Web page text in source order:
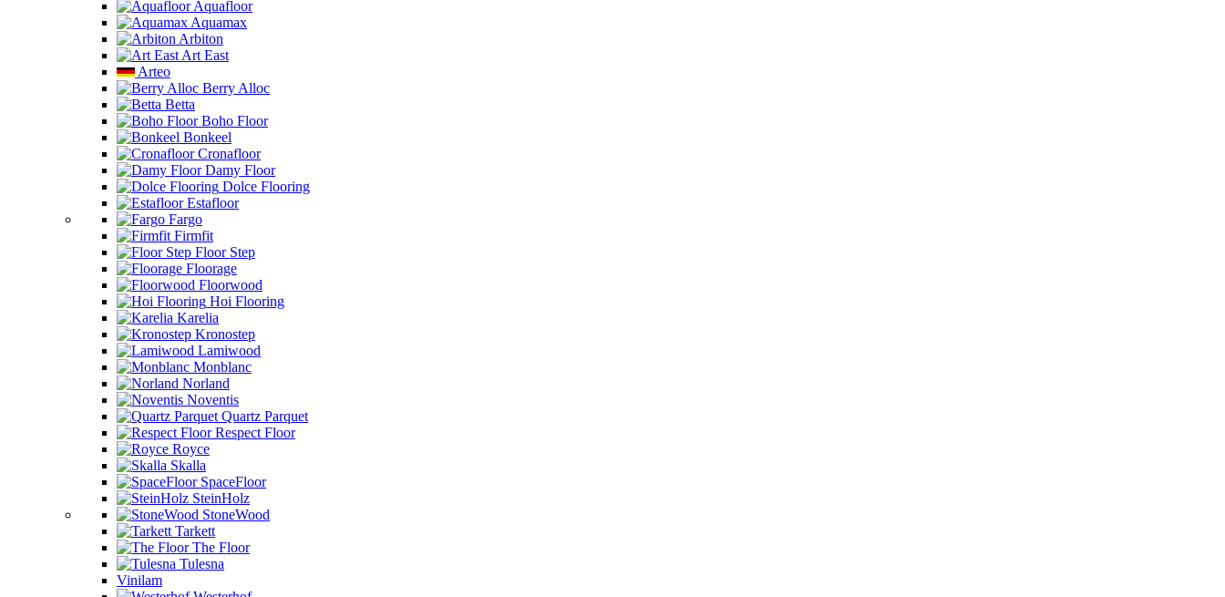
Aquafloor
Aquamax
Arbiton
Art East
Arteo
Berry Alloc
Betta
Boho Floor
Bonkeel
Cronafloor
Damy Floor
Dolce Flooring
Estafloor
Fargo
Firmfit
Floor Step
Floorage
Floorwood
Hoi Flooring
Karelia
Kronostep
Lamiwood
Monblanc
Norland
Noventis
Quartz Parquet
Respect Floor
Royce
Skalla
SpaceFloor
SteinHolz
StoneWood
Tarkett
The Floor
Tulesna
Vinilam